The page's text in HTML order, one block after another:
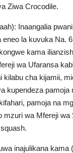
wa Afrika
yetu
wa Mataifa
Ziwa Crocodile.
Inaangalia
la kuvuka Na.
kama
wa Ufaransa
kilabu cha kijamii,
kupendeza pamoja
pamoja na
mzuri wa Mfereji wa
inajulikana kama